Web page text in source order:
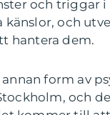
och triggar i
känslor, och
hantera dem.
form av
och